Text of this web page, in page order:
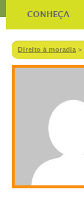
CONHEÇA
Direito à moradia >